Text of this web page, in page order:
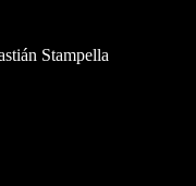
Stampella